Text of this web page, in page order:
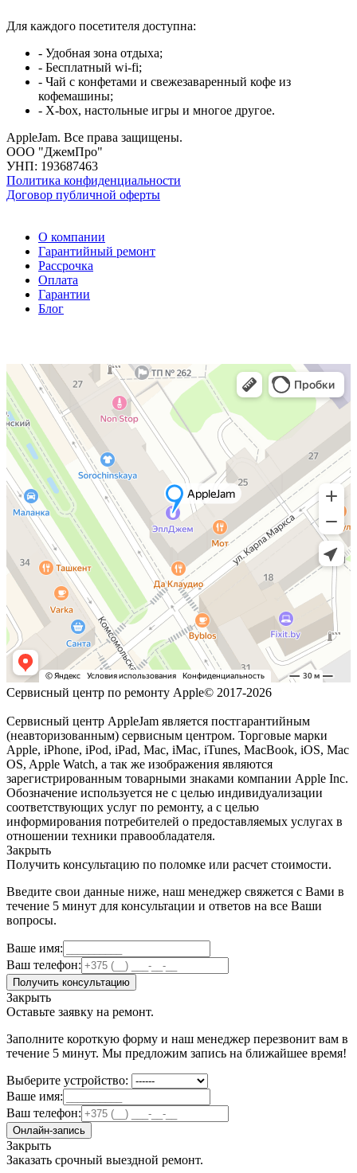
Для каждого посетителя доступна:
- Удобная зона отдыха;
- Бесплатный wi-fi;
- Чай с конфетами и свежезаваренный кофе из
кофемашины;
- X-box, настольные игры и многое другое.
AppleJam. Все права защищены.
ООО "ДжемПро"
УНП: 193687463
Политика конфиденциальности
Договор публичной оферты
О компании
Гарантийный ремонт
Рассрочка
Оплата
Гарантии
Блог
Сервисный центр по ремонту Apple© 2017-2026
Сервисный центр AppleJam является постгарантийным
(неавторизованным) сервисным центром. Торговые марки
Apple, iPhone, iPod, iPad, Mac, iMac, iTunes, MacBook, iOS, Mac
OS, Apple Watch, а так же изображения являются
зарегистрированным товарными знаками компании Apple Inc.
Обозначение используется не с целью индивидуализации
соответствующих услуг по ремонту, а с целью
информирования потребителей о предоставляемых услугах в
отношении техники правообладателя.
Закрыть
Получить консультацию по поломке или расчет стоимости.
Введите свои данные ниже, наш менеджер свяжется с Вами в
течение 5 минут для консультации и ответов на все Ваши
вопросы.
Ваше имя:
Ваш телефон:
Получить консультацию
Закрыть
Оставьте заявку на ремонт.
Заполните короткую форму и наш менеджер перезвонит вам в
течение 5 минут. Мы предложим запись на ближайшее время!
Выберите устройство:
Ваше имя:
Ваш телефон:
Онлайн-запись
Закрыть
Заказать срочный выездной ремонт.